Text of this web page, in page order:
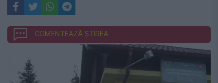
COMENTEAZĂ ȘTIREA